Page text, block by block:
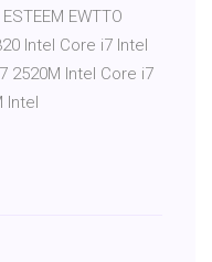
EWTTO
Intel Core i7 Intel
2520M Intel Core i7
Intel